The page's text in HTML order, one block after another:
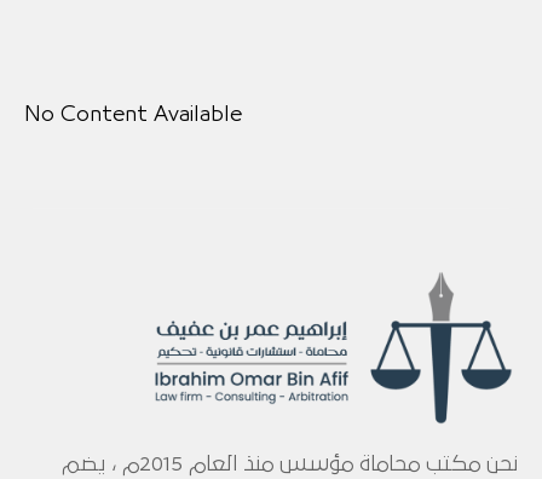
No Content Available
نحن مكتب محاماة مؤسس منذ العام 2015م ، يضم